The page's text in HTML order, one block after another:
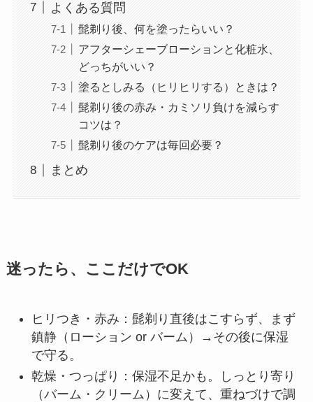
よくある質問
髭剃り後、何を塗ったらいい？
アフターシェーブローションと化粧水、
どっちがいい？
塗るとしみる（ヒリヒリする）ときは？
髭剃り後の赤み・カミソリ負けを減らす
コツは？
髭剃り後のケアは毎回必要？
まとめ
迷ったら、ここだけでOK
ヒリつき・赤み：髭剃り直後はこすらず、まず
鎮静（ローション or バーム）→その後に保湿
で守る。
乾燥・つっぱり：保湿不足かも。しっとり寄り
（バーム・クリーム）に変えて、重ねづけで調